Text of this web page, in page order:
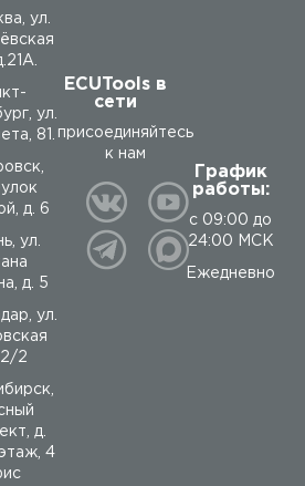
ул.
ул.
81.
д. 6
ул.
д. 5
ул.
2
д.
этаж, 4
ECUTools в
сети
присоединяйтесь
к нам
График
работы:
с 09:00 до
24:00 МСК
Ежедневно